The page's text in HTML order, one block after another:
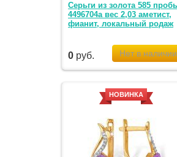
Серьги из золота 585
4496704а вес 2,03 аметист,
фианит, локальный родаж
0 руб.
НОВИНКА